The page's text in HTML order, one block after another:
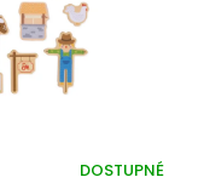
DOSTUPNÉ